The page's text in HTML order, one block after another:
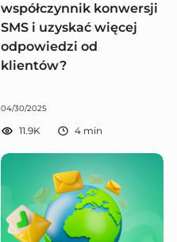
współczynnik konwersji
SMS i uzyskać więcej
odpowiedzi od
klientów?
04/30/2025
11.9K 4 min